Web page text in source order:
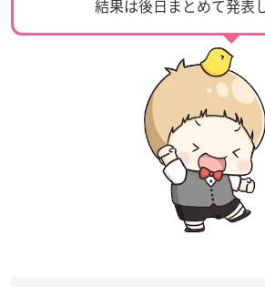
結果は後日まとめて発表